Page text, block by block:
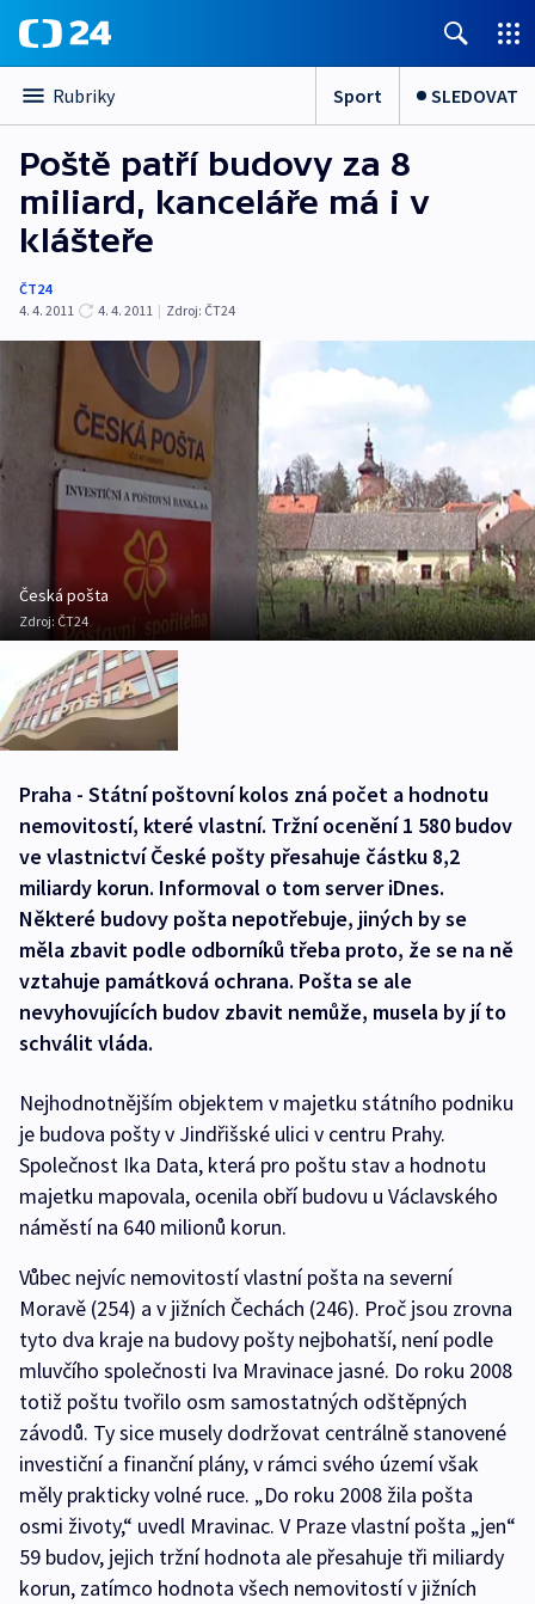
Rubriky Sport SLEDOVAT
Poště patří budovy za 8
miliard, kanceláře má i v
klášteře
ČT24
4. 4. 2011
4. 4. 2011 | Zdroj: ČT24
Česká pošta
Zdroj: ČT24
Praha - Státní poštovní kolos zná počet a hodnotu
nemovitostí, které vlastní. Tržní ocenění 1 580 budov
ve vlastnictví České pošty přesahuje částku 8,2
miliardy korun. Informoval o tom server iDnes.
Některé budovy pošta nepotřebuje, jiných by se
měla zbavit podle odborníků třeba proto, že se na ně
vztahuje památková ochrana. Pošta se ale
nevyhovujících budov zbavit nemůže, musela by jí to
schválit vláda.
Nejhodnotnějším objektem v majetku státního podniku
je budova pošty v Jindřišské ulici v centru Prahy.
Společnost Ika Data, která pro poštu stav a hodnotu
majetku mapovala, ocenila obří budovu u Václavského
náměstí na 640 milionů korun.
Vůbec nejvíc nemovitostí vlastní pošta na severní
Moravě (254) a v jižních Čechách (246). Proč jsou zrovna
tyto dva kraje na budovy pošty nejbohatší, není podle
mluvčího společnosti Iva Mravinace jasné. Do roku 2008
totiž poštu tvořilo osm samostatných odštěpných
závodů. Ty sice musely dodržovat centrálně stanovené
investiční a finanční plány, v rámci svého území však
měly prakticky volné ruce. „Do roku 2008 žila pošta
osmi životy,“ uvedl Mravinac. V Praze vlastní pošta „jen“
59 budov, jejich tržní hodnota ale přesahuje tři miliardy
korun, zatímco hodnota všech nemovitostí v jižních